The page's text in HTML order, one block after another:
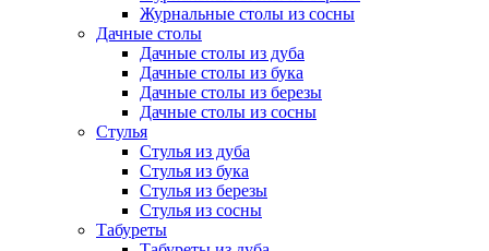
Журнальные столы из сосны
Дачные столы
Дачные столы из дуба
Дачные столы из бука
Дачные столы из березы
Дачные столы из сосны
Стулья
Стулья из дуба
Стулья из бука
Стулья из березы
Стулья из сосны
Табуреты